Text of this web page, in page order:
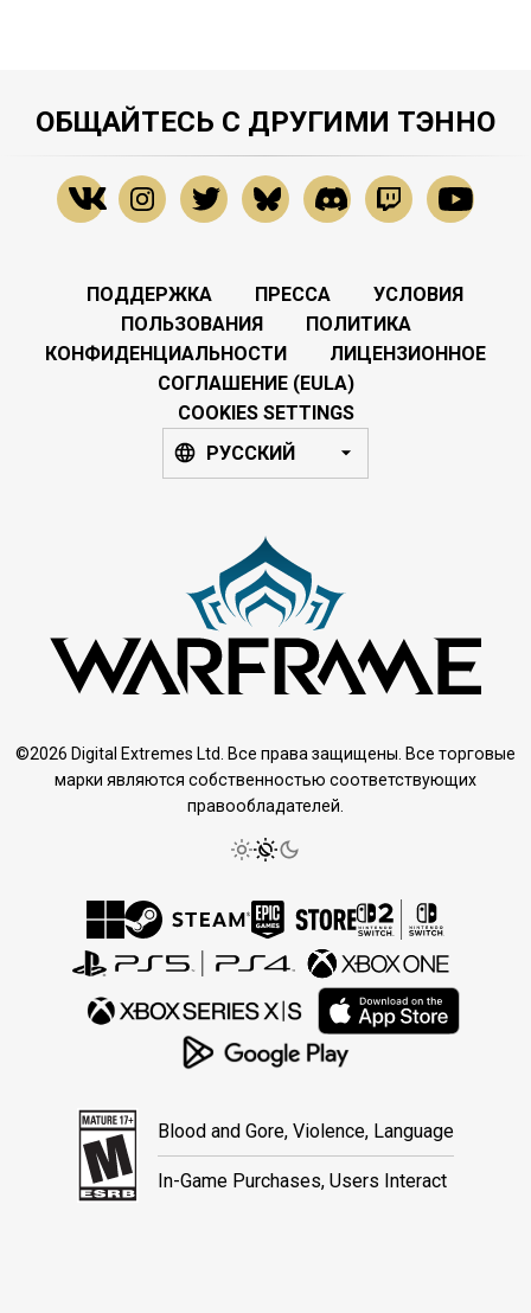
ОБЩАЙТЕСЬ С ДРУГИМИ ТЭННО
ПОДДЕРЖКА ПРЕССА
УСЛОВИЯ
ПОЛЬЗОВАНИЯ
ПОЛИТИКА
КОНФИДЕНЦИАЛЬНОСТИ
ЛИЦЕНЗИОННОЕ
СОГЛАШЕНИЕ (EULA)
COOKIES SETTINGS
РУССКИЙ
©2026 Digital Extremes Ltd. Все права защищены. Все торговые
марки являются собственностью соответствующих
правообладателей.
Blood and Gore, Violence, Language
In-Game Purchases, Users Interact